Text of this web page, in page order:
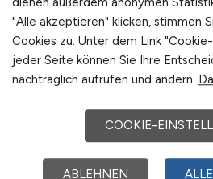
"Alle akzeptieren" klicken, stimmen
Cookies zu. Unter dem Link
jeder Seite können Sie Ihre
nachträglich aufrufen und ändern.
COOKIE-
ABLEHNEN